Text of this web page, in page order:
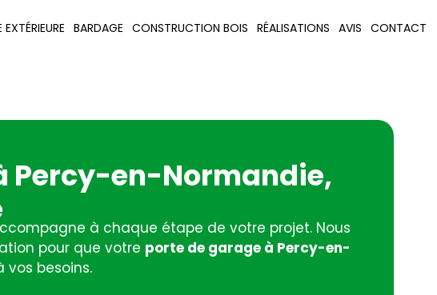
EXTÉRIEURE BARDAGE CONSTRUCTION BOIS RÉALISATIONS AVIS CONTACT
Percy-en-Normandie,
à chaque étape de votre projet. Nous
pour que votre porte de garage à Percy-en-
besoins.